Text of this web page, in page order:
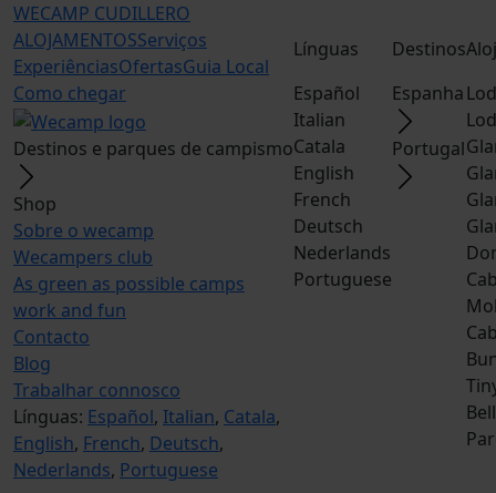
WECAMP CUDILLERO
ALOJAMENTOSServiços
ExperiênciasOfertasGuia Local
Como chegar
Destinos e parques de campismo
Shop
Sobre o wecamp
Wecampers club
As green as possible camps
work and fun
Contacto
Blog
Trabalhar connosco
Línguas: Español, Italian, Catala,
English, French, Deutsch,
Nederlands, Portuguese
Línguas
Español
Italian
Catala
English
French
Deutsch
Nederlands
Portuguese
Destinos
Espanha
Portugal